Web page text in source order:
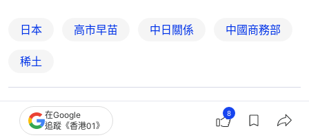
日本 高市早苗 中日關係 中國商務部
稀土
在Google
追蹤《香港01》
8